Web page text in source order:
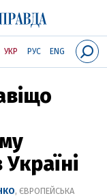
УКР РУС ENG
, ЄВРОПЕЙСЬКА